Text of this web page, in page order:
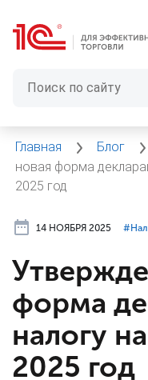
Главная Блог
новая форма
2025 год
14 НОЯБРЯ 2025
форма
налогу
2025 год